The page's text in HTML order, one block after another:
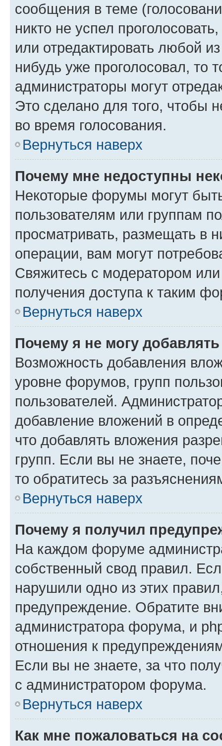
сообщения в теме
никто не успел
или отредактировать любой
нибудь уже проголосовал, то
администраторы могут
Это сделано для того, чтобы
во время голосования.
Вернуться наверх
Почему мне недоступны
Некоторые форумы могут
пользователям или группам
просматривать, размещать в
операции, вам могут
Свяжитесь с модератором
получения доступа к таким
Вернуться наверх
Почему я не могу
Возможность добавления
уровне форумов, групп
пользователей.
добавление вложений в
что добавлять вложения
групп. Если вы не знаете,
то обратитесь за
Вернуться наверх
Почему я получил
На каждом форуме
собственный свод правил.
нарушили одно из этих
предупреждение. Обратите
администратора форума, и
отношения к
Если вы не знаете, за что
с администратором форума.
Вернуться наверх
Как мне пожаловаться на